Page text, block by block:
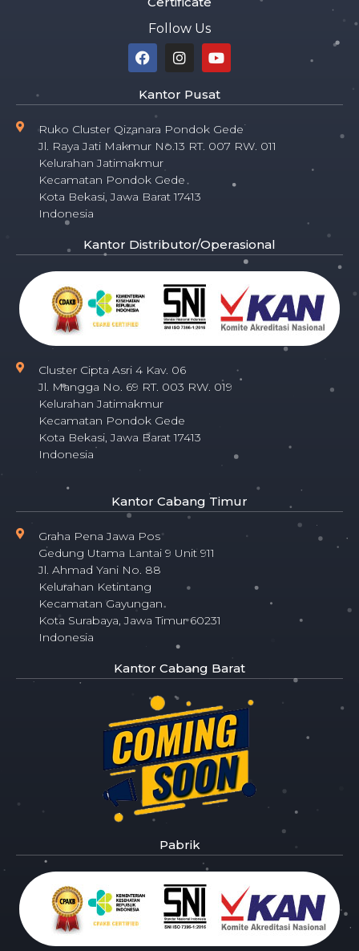
Follow Us
Kantor Pusat
Ruko Cluster Qizanara Pondok Gede
Jl. Raya Jati Makmur No.13 RT. 007 RW. 011
Kelurahan Jatimakmur
Kecamatan Pondok Gede
Kota Bekasi, Jawa Barat 17413
Indonesia
Kantor Distributor/Operasional
Cluster Cipta Asri 4 Kav. 06
Jl. Mangga No. 69 RT. 003 RW. 019
Kelurahan Jatimakmur
Kecamatan Pondok Gede
Kota Bekasi, Jawa Barat 17413
Indonesia
Kantor Cabang Timur
Graha Pena Jawa Pos
Gedung Utama Lantai 9 Unit 911
Jl. Ahmad Yani No. 88
Kelurahan Ketintang
Kecamatan Gayungan
Kota Surabaya, Jawa Timur 60231
Indonesia
Kantor Cabang Barat
Pabrik